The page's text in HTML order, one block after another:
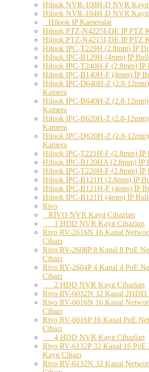
Hilook NVR-108H-D NVR Kayıt
Hilook NVR-104H-D NVR Kayıt
Hilook IP Kameralar
Hilook PTZ-N4225I-DE İP PTZ
Hilook PTZ-N4215I-DE İP PTZ
Hilook IPC-T229H (2.8mm) İP
Hilook IPC-B129H (4mm) İP
Hilook IPC-T240H-F (2.8mm) İP
Hilook IPC-B140H-F (4mm) İP
Hilook IPC-D640H-Z (2.8-
Kamera
Hilook IPC-B640H-Z (2.8-
Kamera
Hilook IPC-B620H-Z (2.8-
Kamera
Hilook IPC-D620H-Z (2.8-
Kamera
Hilook IPC-T221H-F (2.8mm) İP
Hilook IPC-B120HA (2.8mm) İP
Hilook IPC-T220H-F (2.8mm) İP
Hilook IPC-B121H (2.8mm) İP
Hilook IPC-B121H-F (4mm) İP
Hilook IPC-B121H (4mm) İP
Rivo
RİVO NVR Kayıt Cihazları
1 HDD NVR Kayıt Cihazları
Rivo RV-2616N 16 Kanal
Cihazı
Rivo RV-2608P 8 Kanal 8 PoE
Cihazı
Rivo RV-2604P 4 Kanal 4 PoE
Cihazı
2 HDD NVR Kayıt Cihazları
Rivo RV-6032N 32 Kanal
Rivo RV-6016N 16 Kanal
Cihazı
Rivo RV-6016P 16 Kanal PoE
Cihazı
4 HDD NVR Kayıt Cihazları
Rivo RV-6132P 32 Kanal 16
Kayıt Cihazı
Rivo RV-6132N 32 Kanal